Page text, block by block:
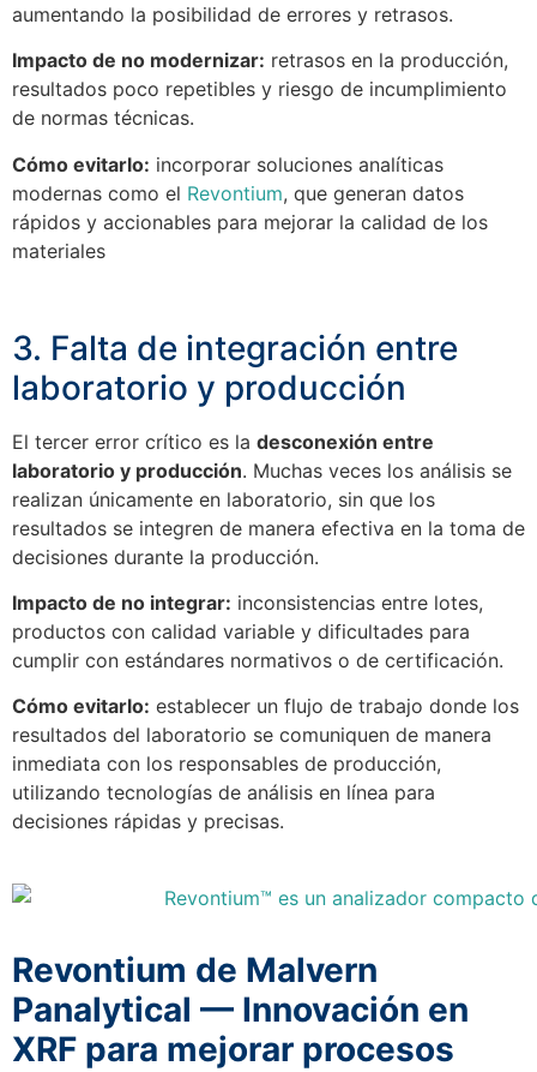
aumentando la posibilidad de errores y retrasos.
Impacto de no modernizar: retrasos en la producción,
resultados poco repetibles y riesgo de incumplimiento
de normas técnicas.
Cómo evitarlo: incorporar soluciones analíticas
modernas como el Revontium, que generan datos
rápidos y accionables para mejorar la calidad de los
materiales
3. Falta de integración entre
laboratorio y producción
El tercer error crítico es la desconexión entre
laboratorio y producción. Muchas veces los análisis se
realizan únicamente en laboratorio, sin que los
resultados se integren de manera efectiva en la toma de
decisiones durante la producción.
Impacto de no integrar: inconsistencias entre lotes,
productos con calidad variable y dificultades para
cumplir con estándares normativos o de certificación.
Cómo evitarlo: establecer un flujo de trabajo donde los
resultados del laboratorio se comuniquen de manera
inmediata con los responsables de producción,
utilizando tecnologías de análisis en línea para
decisiones rápidas y precisas.
Revontium de Malvern
Panalytical — Innovación en
XRF para mejorar procesos